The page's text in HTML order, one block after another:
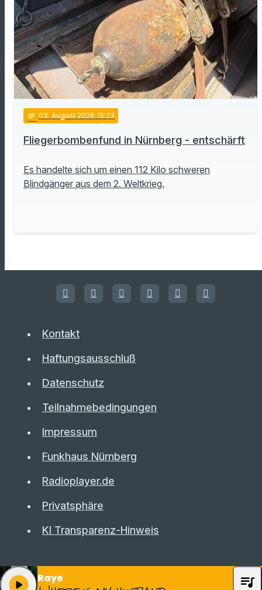
notes 03. August 2026 15:23
Fliegerbombenfund in Nürnberg - entschärft
Es handelte sich um einen 112 Kilo schweren
Blindgänger aus dem 2. Weltkrieg.
Kontakt
Haftungsausschluß
Datenschutz
Teilnahmebedingungen
Impressum
Funkhaus Nürnberg
Radioplayer.de
Privatsphäre
KI Transparenz-Hinweis
Raye
play_arrow queue_music